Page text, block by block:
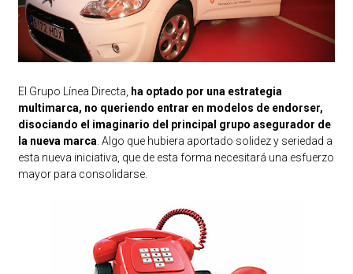
El Grupo Línea Directa, ha optado por una estrategia
multimarca, no queriendo entrar en modelos de endorser,
disociando el imaginario del principal grupo asegurador de
la nueva marca. Algo que hubiera aportado solidez y seriedad a
esta nueva iniciativa, que de esta forma necesitará una esfuerzo
mayor para consolidarse.